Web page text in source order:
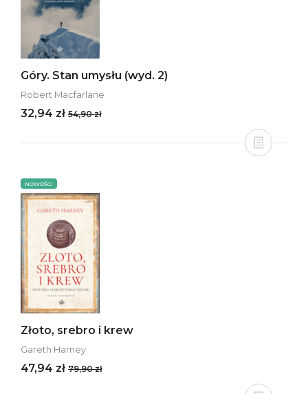
Góry. Stan umysłu (wyd. 2)
Robert Macfarlane
32,94 zł 54,90 zł
NOWOŚCI
Złoto, srebro i krew
Gareth Harney
47,94 zł 79,90 zł